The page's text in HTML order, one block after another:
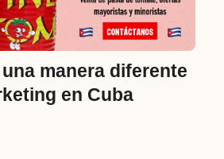
manera diferente
en Cuba